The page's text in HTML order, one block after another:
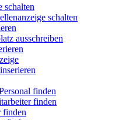
schalten
schalten
ausschreiben
finden
finden
finden